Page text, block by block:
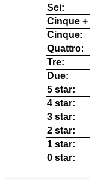
Sei:
Cinque +
Cinque:
Quattro:
Tre:
Due:
5 star:
4 star:
3 star:
2 star:
1 star:
0 star: